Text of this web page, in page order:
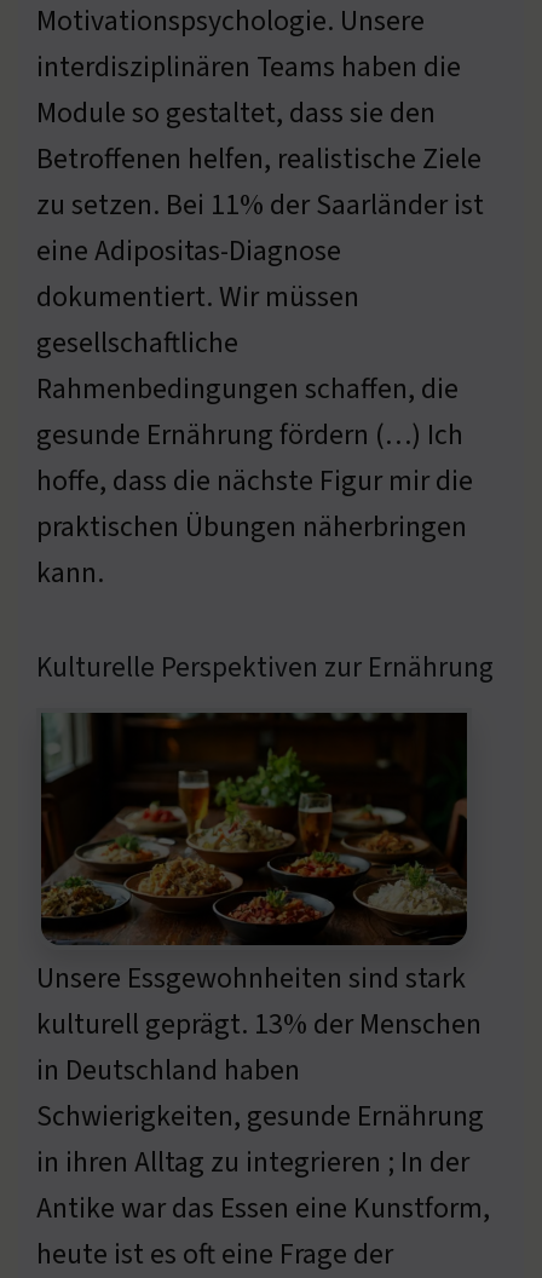
Motivationspsychologie. Unsere
interdisziplinären Teams haben die
Module so gestaltet, dass sie den
Betroffenen helfen, realistische Ziele
zu setzen. Bei 11% der Saarländer ist
eine Adipositas-Diagnose
dokumentiert. Wir müssen
gesellschaftliche
Rahmenbedingungen schaffen, die
gesunde Ernährung fördern (…) Ich
hoffe, dass die nächste Figur mir die
praktischen Übungen näherbringen
kann.
Kulturelle Perspektiven zur Ernährung
Unsere Essgewohnheiten sind stark
kulturell geprägt. 13% der Menschen
in Deutschland haben
Schwierigkeiten, gesunde Ernährung
in ihren Alltag zu integrieren ; In der
Antike war das Essen eine Kunstform,
heute ist es oft eine Frage der